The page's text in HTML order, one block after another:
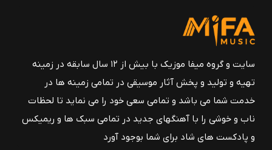
سایت و گروه میفا موزیک با بیش از ۱۲ سال سابقه در زمینه
تهیه و تولید و پخش آثار موسیقی در تمامی زمینه ها در
خدمت شما می باشد و تمامی سعی خود را می نماید تا لحظات
ناب و خوشی را با آهنگهای جدید در تمامی سبک ها و ریمیکس
و پادکست های شاد برای شما بوجود آورد